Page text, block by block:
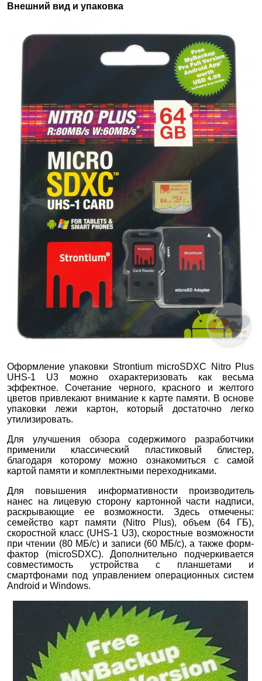
Внешний вид и упаковка
Оформление упаковки Strontium microSDXC Nitro Plus
UHS-1 U3 можно охарактеризовать как весьма
эффектное. Сочетание черного, красного и желтого
цветов привлекают внимание к карте памяти. В основе
упаковки лежи картон, который достаточно легко
утилизировать.
Для улучшения обзора содержимого разработчики
применили классический пластиковый блистер,
благодаря которому можно ознакомиться с самой
картой памяти и комплектными переходниками.
Для повышения информативности производитель
нанес на лицевую сторону картонной части надписи,
раскрывающие ее возможности. Здесь отмечены:
семейство карт памяти (Nitro Plus), объем (64 ГБ),
скоростной класс (UHS-1 U3), скоростные возможности
при чтении (80 МБ/с) и записи (60 МБ/с), а также форм-
фактор (microSDXC). Дополнительно подчеркивается
совместимость устройства с планшетами и
смартфонами под управлением операционных систем
Android и Windows.